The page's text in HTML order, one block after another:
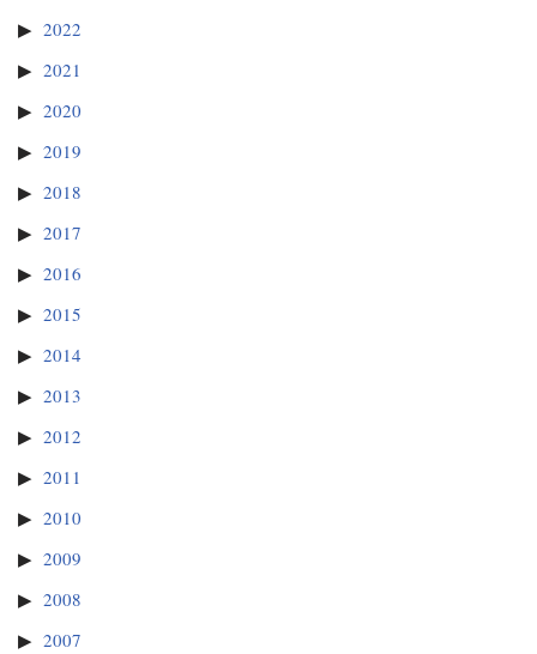
2022
2021
2020
2019
2018
2017
2016
2015
2014
2013
2012
2011
2010
2009
2008
2007